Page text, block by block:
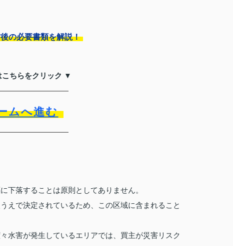
の必要書類を解説！
ちらをクリック ▼
ムへ進む
下落することは原則としてありません。
えで決定されているため、この区域に含まれること
水害が発生しているエリアでは、買主が災害リスク